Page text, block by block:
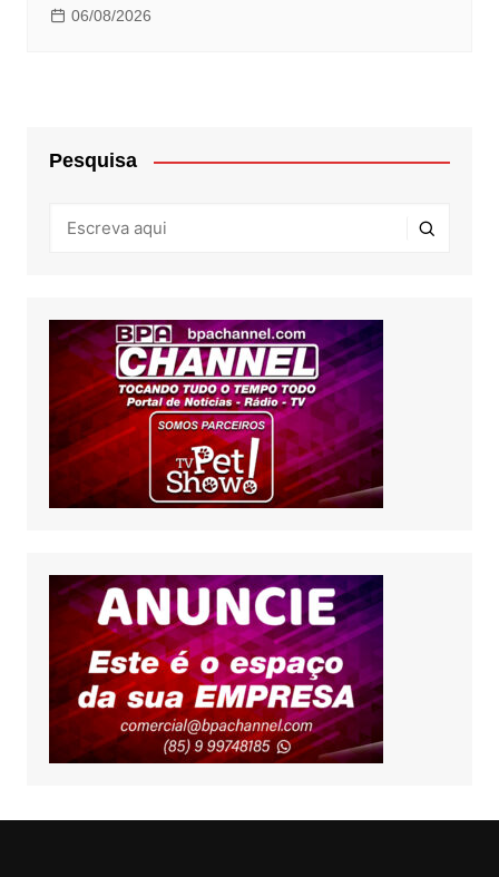
06/08/2026
Pesquisa